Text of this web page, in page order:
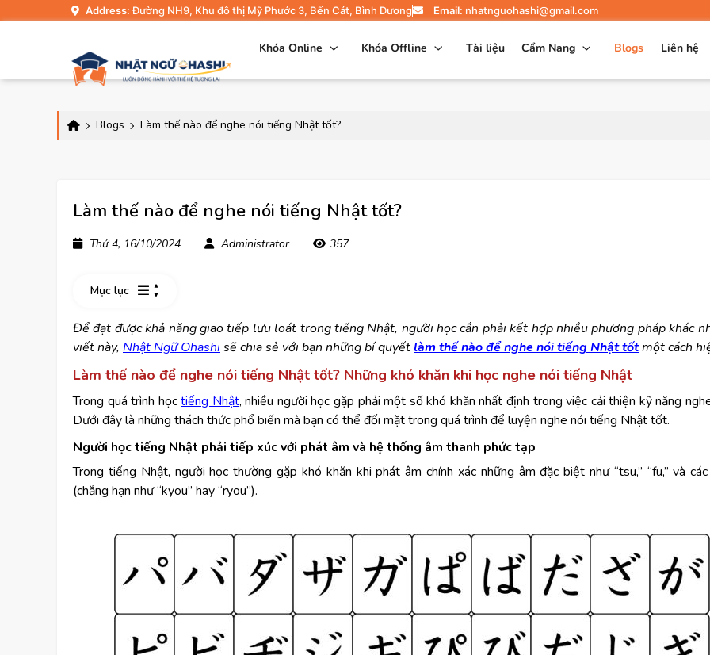
Address:Đường NH9, Khu đô thị Mỹ Phước 3, Bến Cát, Bình Dương Email: nhatnguohashi@gmail.com
Khóa Online Khóa Offline Tài liệu Cẩm Nang Blogs Liên hệ
Blogs Làm thế nào để nghe nói tiếng Nhật tốt?
Làm thế nào để nghe nói tiếng Nhật tốt?
Thứ 4, 16/10/2024 Administrator 357
Mục lục
Để đạt được khả năng giao tiếp lưu loát trong tiếng Nhật, người học cần phải kết hợp nhiều phương pháp khác
viết này, Nhật Ngữ Ohashisẽ chia sẻ với bạn những bí quyếtlàm thế nào để nghe nói tiếng Nhật tốtmột cách
Làm thế nào để nghe nói tiếng Nhật tốt? Những khó khăn khi học nghe nói tiếng Nhật
Trong quá trình họctiếng Nhật, nhiều người học gặp phải một số khó khăn nhất định trong việc cải thiện kỹ năng
Dưới đây là những thách thức phổ biến mà bạn có thể đối mặt trong quá trình để luyện nghe nói tiếng Nhật tốt.
Người học tiếng Nhật phải tiếp xúc với phát âm và hệ thống âm thanh phức tạp
Trong tiếng Nhật, người học thường gặp khó khăn khi phát âm chính xác những âm đặc biệt như “tsu,” “fu,” và
(chẳng hạn như “kyou” hay “ryou”).